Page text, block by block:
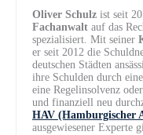
Oliver Schulz ist seit
Fachanwalt auf das
spezialisiert. Mit seiner
er seit 2012 die
deutschen Städten
ihre Schulden durch
eine Regelinsolvenz
und finanziell neu
HAV (Hamburgischer
ausgewiesener Experte